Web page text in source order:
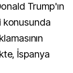
konusunda
İspanya